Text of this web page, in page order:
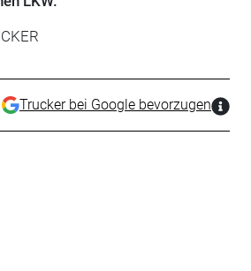
Trucker bei Google bevorzugen